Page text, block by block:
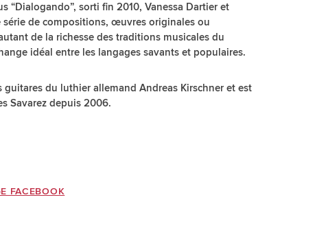
“Dialogando”, sorti fin 2010, Vanessa Dartier et
de compositions, œuvres originales ou
de la richesse des traditions musicales du
idéal entre les langages savants et populaires.
guitares du luthier allemand Andreas Kirschner et est
Savarez depuis 2006.
FACEBOOK